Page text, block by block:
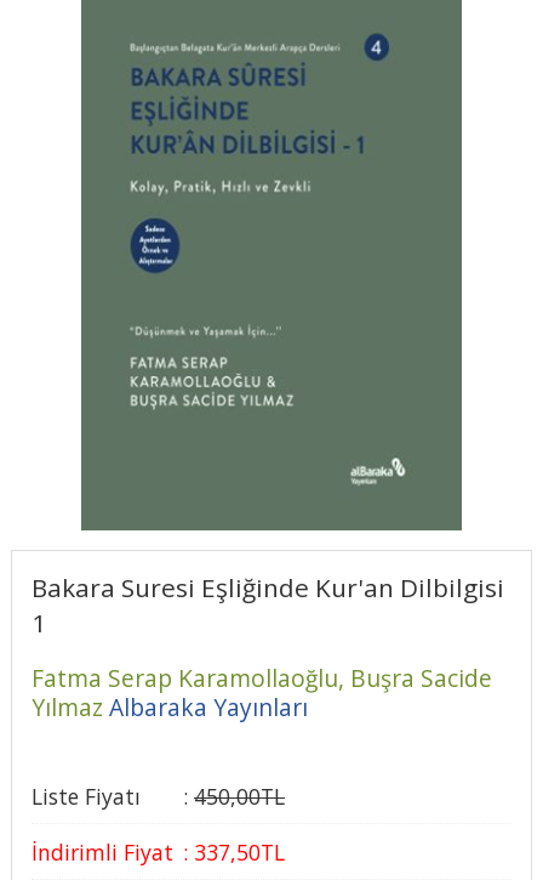
Bakara Suresi Eşliğinde Kur'an Dilbilgisi
1
Fatma Serap Karamollaoğlu, Buşra Sacide
Yılmaz Albaraka Yayınları
Liste Fiyatı : 450,00TL
İndirimli Fiyat : 337,50TL